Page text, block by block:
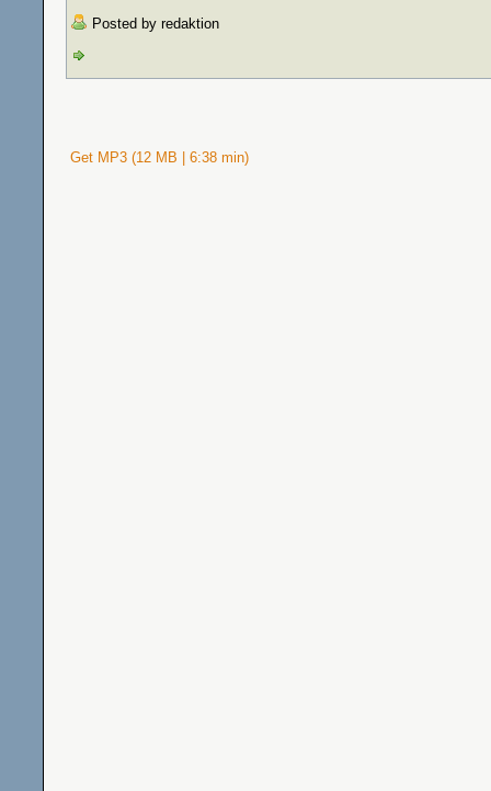
Posted by redaktion
Get MP3 (12 MB | 6:38 min)